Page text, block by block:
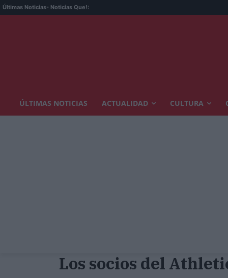
Últimas Noticias- Noticias Que!:
ÚLTIMAS NOTICIAS ACTUALIDAD CULTURA
Los socios del